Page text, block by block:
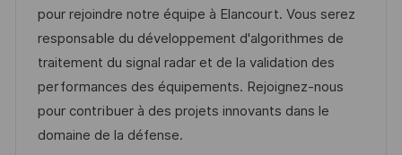
i
s
a
t
i
o
’
a
f
f
i
r
e
n
c
e
d
é
g
o
r
i
e
pour rejoindre notre équipe à Elancourt. Vous serez
responsable du développement d'algorithmes de
traitement du signal radar et de la validation des
performances des équipements. Rejoignez-nous
pour contribuer à des projets innovants dans le
domaine de la défense.